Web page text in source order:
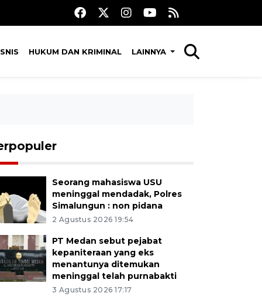
HUKUM DAN KRIMINAL LAINNYA
Seorang mahasiswa USU
meninggal mendadak, Polres
Simalungun : non pidana
2 Agustus 2026 19:54
PT Medan sebut pejabat
kepaniteraan yang eks
menantunya ditemukan
meninggal telah purnabakti
3 Agustus 2026 17:17